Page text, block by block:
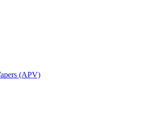
(APV)